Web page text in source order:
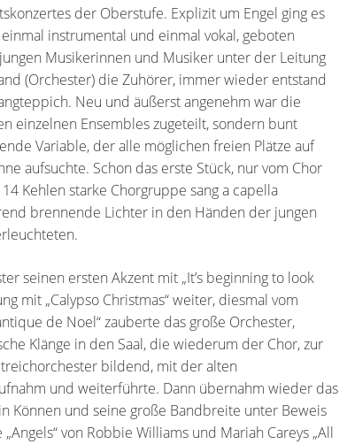
der Oberstufe. Explizit um Engel ging es
instrumental und einmal vokal, geboten
Musikerinnen und Musiker unter der Leitung
(Orchester) die Zuhörer, immer wieder entstand
Neu und äußerst angenehm war die
einzelnen Ensembles zugeteilt, sondern bunt
Variable, der alle möglichen freien Plätze auf
aufsuchte. Schon das erste Stück, nur vom Chor
Kehlen starke Chorgruppe sang a capella
brennende Lichter in den Händen der jungen
seinen ersten Akzent mit „It’s beginning to look
mit „Calypso Christmas“ weiter, diesmal vom
de Noel“ zauberte das große Orchester,
Klänge in den Saal, die wiederum der Chor, zur
bildend, mit der alten
und weiterführte. Dann übernahm wieder das
Können und seine große Bandbreite unter Beweis
von Robbie Williams und Mariah Careys „All